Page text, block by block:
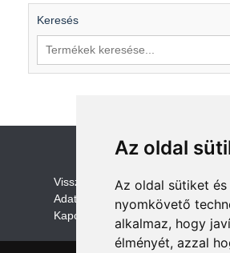
Az oldal
Az oldal sütiket és
nyomkövető
alkalmaz, hogy
élményét, azzal
Keresés
Visszaküldési és visszatérítési
Adatvédelem /GDPR
Kapcsolat